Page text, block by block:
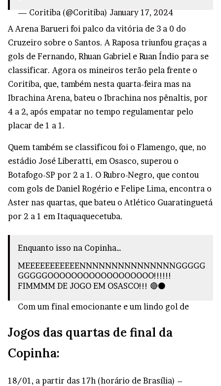
— Coritiba (@Coritiba) January 17, 2024
A Arena Barueri foi palco da vitória de 3 a 0 do
Cruzeiro sobre o Santos. A Raposa triunfou graças a
gols de Fernando, Rhuan Gabriel e Ruan Índio para se
classificar. Agora os mineiros terão pela frente o
Coritiba, que, também nesta quarta-feira mas na
Ibrachina Arena, bateu o Ibrachina nos pênaltis, por
4 a 2, após empatar no tempo regulamentar pelo
placar de 1 a 1.
Quem também se classificou foi o Flamengo, que, no
estádio José Liberatti, em Osasco, superou o
Botafogo-SP por 2 a 1. O Rubro-Negro, que contou
com gols de Daniel Rogério e Felipe Lima, encontra o
Aster nas quartas, que bateu o Atlético Guaratinguetá
por 2 a 1 em Itaquaquecetuba.
Enquanto isso na Copinha…
MEEEEEEEEEEENNNNNNNNNNNNNNNGGGGG
GGGGGOOOOOOOOOOOOOOOOOO!!!!!!
FIMMMM DE JOGO EM OSASCO!!! 🔴⚫️
Com um final emocionante e um lindo gol de
Botafogo-SP por 2 a 1 e avançam para as quartas
de finais da competição!…
pic.twitter.com/a45DMTBqR3
Jogos das quartas de final da
Copinha:
18/01, a partir das 17h (horário de Brasília) –